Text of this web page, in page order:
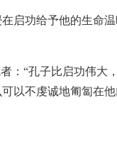
启功给予他的生命温
：“孔子比启功伟大
以不虔诚地匍匐在